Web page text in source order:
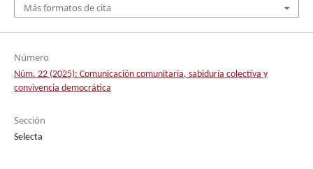
Más formatos de cita
Número
Núm. 22 (2025): Comunicación comunitaria, sabiduría colectiva y
convivencia democrática
Sección
Selecta